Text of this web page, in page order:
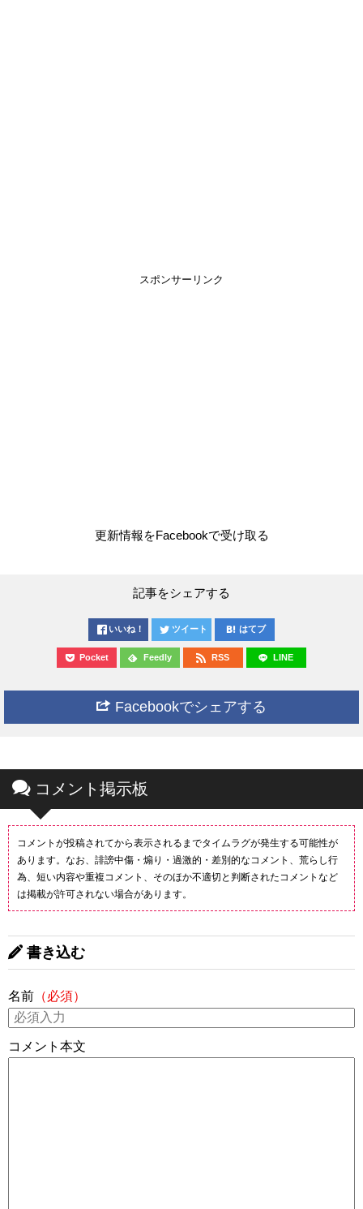
スポンサーリンク
更新情報をFacebookで受け取る
記事をシェアする
いいね！ ツイート はてブ
Pocket Feedly RSS LINE
Facebookでシェアする
コメント掲示板
コメントが投稿されてから表示されるまでタイムラグが発生する可能性が
あります。なお、誹謗中傷・煽り・過激的・差別的なコメント、荒らし行
為、短い内容や重複コメント、そのほか不適切と判断されたコメントなど
は掲載が許可されない場合があります。
書き込む
名前 （必須）
コメント本文